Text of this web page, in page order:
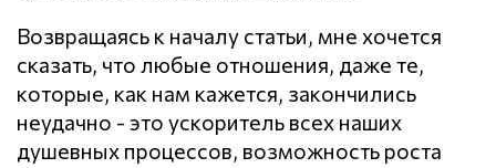
Возвращаясь к началу статьи, мне хочется
сказать, что любые отношения, даже те,
которые, как нам кажется, закончились
неудачно - это ускоритель всех наших
душевных процессов, возможность роста